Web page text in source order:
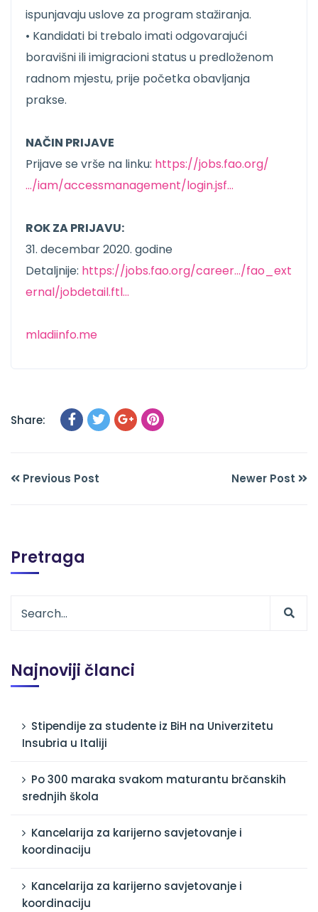
ispunjavaju uslove za program stažiranja.
• Kandidati bi trebalo imati odgovarajući
boravišni ili imigracioni status u predloženom
radnom mjestu, prije početka obavljanja
prakse.
NAČIN PRIJAVE
Prijave se vrše na linku: https://jobs.fao.org/
…/iam/accessmanagement/login.jsf…
ROK ZA PRIJAVU:
31. decembar 2020. godine
Detaljnije: https://jobs.fao.org/career…/fao_ext
ernal/jobdetail.ftl…
mladiinfo.me
Share:
Previous Post Newer Post
Pretraga
Najnoviji članci
Stipendije za studente iz BiH na Univerzitetu
Insubria u Italiji
Po 300 maraka svakom maturantu brčanskih
srednjih škola
Kancelarija za karijerno savjetovanje i
koordinaciju
Kancelarija za karijerno savjetovanje i
koordinaciju